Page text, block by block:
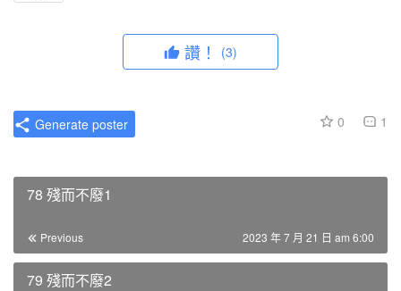
讚！ (3)
0 1
Generate poster
78 殘而不廢1
Previous 2023 年 7 月 21 日 am 6:00
79 殘而不廢2